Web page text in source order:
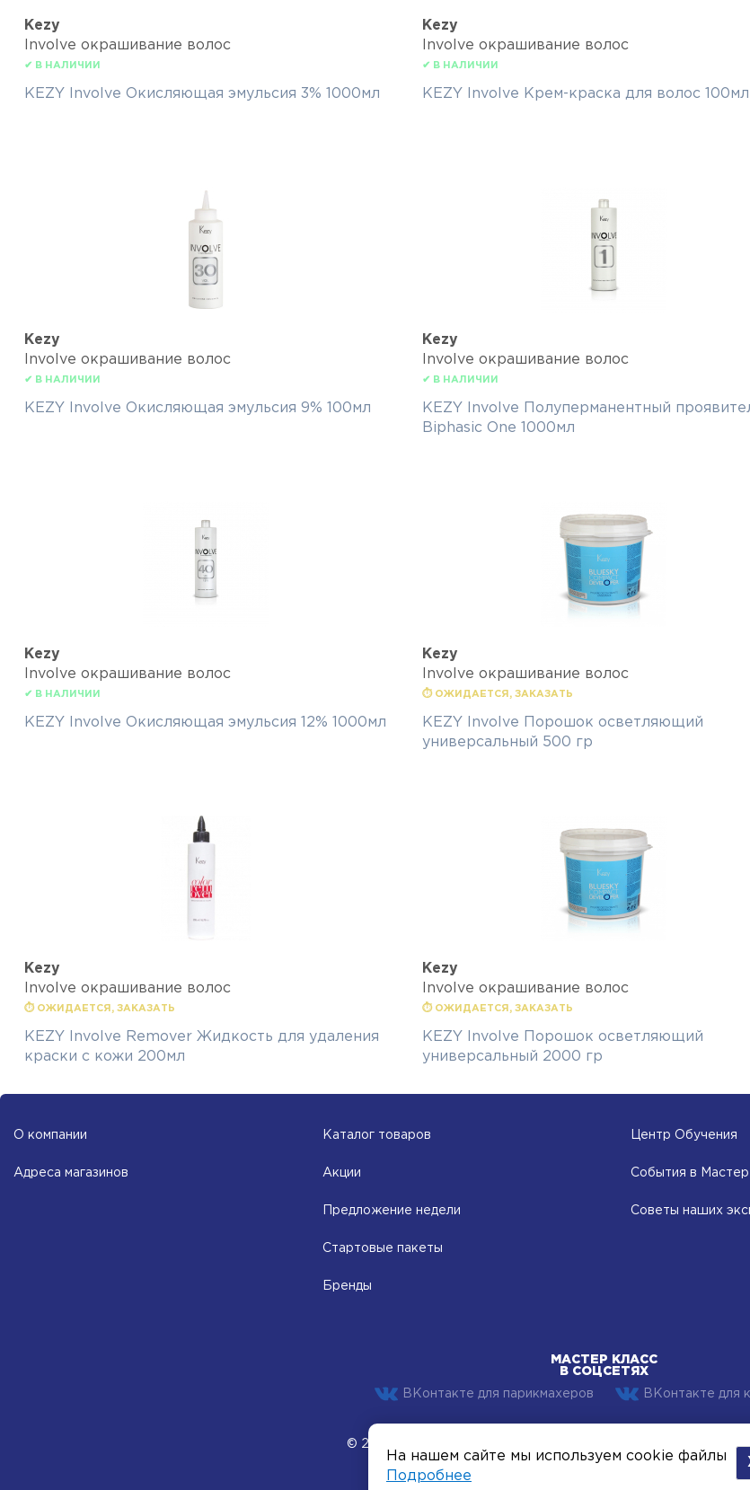
Kezy
Involve окрашивание волос
✔ В НАЛИЧИИ
KEZY Involve Окисляющая эмульсия 3% 1000мл
Kezy
Involve окрашивание волос
✔ В НАЛИЧИИ
KEZY Involve Крем-краска для волос 100мл
Kezy
Involve окрашивание волос
✔ В НАЛИЧИИ
KEZY Involve Окисляющая эмульсия 9% 100мл
Kezy
Involve окрашивание волос
✔ В НАЛИЧИИ
KEZY Involve Полуперманентный
Biphasic One 1000мл
Kezy
Involve окрашивание волос
✔ В НАЛИЧИИ
KEZY Involve Окисляющая эмульсия 12% 1000мл
Kezy
Involve окрашивание волос
⏱ ОЖИДАЕТСЯ, ЗАКАЗАТЬ
KEZY Involve Порошок осветляющий
универсальный 500 гр
Kezy
Involve окрашивание волос
⏱ ОЖИДАЕТСЯ, ЗАКАЗАТЬ
KEZY Involve Remover Жидкость для удаления
краски с кожи 200мл
Kezy
Involve окрашивание волос
⏱ ОЖИДАЕТСЯ, ЗАКАЗАТЬ
KEZY Involve Порошок осветляющий
универсальный 2000 гр
О компании
Адреса магазинов
Каталог товаров
Акции
Предложение недели
Стартовые пакеты
Бренды
Центр Обучения
События в
Советы наших
МАСТЕР КЛАСС
В СОЦСЕТЯХ
ВКонтакте для парикмахеров ВКонтакте для
© 2002–2026 Компания Мастер Класс - профессиональная
тела и волос. Все хиты индустрии красоты
На нашем сайте мы используем cookie файлы
Подробнее